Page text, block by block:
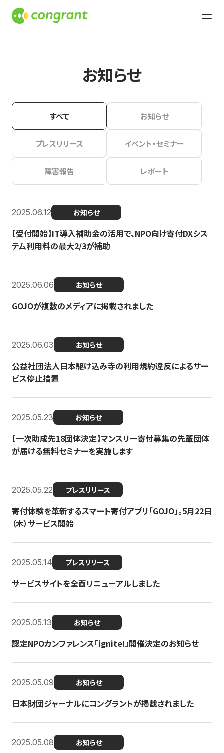
お知らせ
すべて お知らせ
プレスリリース イベント・セミナー
障害報告 レポート
2025.06.12 お知らせ
【受付開始】IT導入補助金の活用で、NPO向け寄付DXシス
テム利用料の最大2/3が補助
2025.06.06 お知らせ
GOJOが複数のメディアに掲載されました
2025.06.03 お知らせ
公益社団法人日本駆け込み寺の利用規約違反によるサー
ビス停止措置
2025.05.23 お知らせ
【一次助成先18団体決定】マンスリー寄付募集の先輩団体
が届ける無料セミナーを実施します
2025.05.22 プレスリリース
寄付体験を革新するスマート寄付アプリ「GOJO」。5月22日
（木）サービス開始
2025.05.14 プレスリリース
サービスサイトを全面リニューアルしました
2025.05.13 お知らせ
認定NPOカンファレンス「ignite!」開催決定のお知らせ
2025.05.09 お知らせ
日本財団ジャーナルにコングラントが掲載されました
2025.05.08 お知らせ